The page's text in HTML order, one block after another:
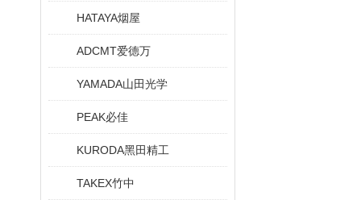
HATAYA烟屋
ADCMT爱德万
YAMADA山田光学
PEAK必佳
KURODA黑田精工
TAKEX竹中